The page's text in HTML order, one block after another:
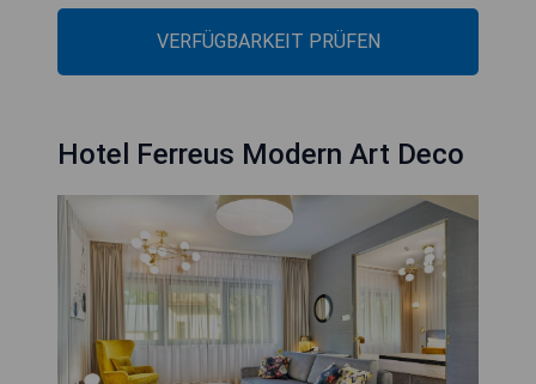
VERFÜGBARKEIT PRÜFEN
Hotel Ferreus Modern Art Deco